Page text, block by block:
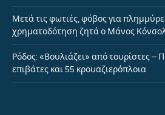
Μετά τις φωτιές, φόβος για
χρηματοδότηση ζητά ο Μάνος
Ρόδος: «Βουλιάζει» από τουρίστες –
επιβάτες και 55 κρουαζιερόπλοια